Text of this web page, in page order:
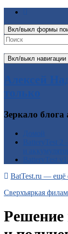
Вкл/выкл формы
Вкл/выкл навигации
Алексей
только
Зеркало
BatTest.ru — ещё
Сверхъяркая
Решение